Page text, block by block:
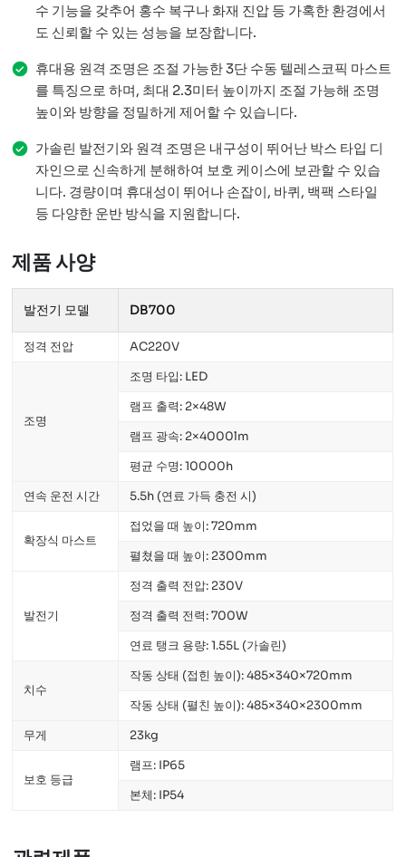
수 기능을 갖추어 홍수 복구나 화재 진압 등 가혹한 환경에서
도 신뢰할 수 있는 성능을 보장합니다.
휴대용 원격 조명은 조절 가능한 3단 수동 텔레스코픽 마스트
를 특징으로 하며, 최대 2.3미터 높이까지 조절 가능해 조명
높이와 방향을 정밀하게 제어할 수 있습니다.
가솔린 발전기와 원격 조명은 내구성이 뛰어난 박스 타입 디
자인으로 신속하게 분해하여 보호 케이스에 보관할 수 있습
니다. 경량이며 휴대성이 뛰어나 손잡이, 바퀴, 백팩 스타일
등 다양한 운반 방식을 지원합니다.
제품 사양
발전기 모델 DB700
정격 전압 AC220V
조명
조명 타입: LED
램프 출력: 2×48W
램프 광속: 2×4000lm
평균 수명: 10000h
연속 운전 시간 5.5h (연료 가득 충전 시)
확장식 마스트
접었을 때 높이: 720mm
펼쳤을 때 높이: 2300mm
발전기
정격 출력 전압: 230V
정격 출력 전력: 700W
연료 탱크 용량: 1.55L (가솔린)
치수
작동 상태 (접힌 높이): 485×340×720mm
작동 상태 (펼친 높이): 485×340×2300mm
무게 23kg
보호 등급
램프: IP65
본체: IP54